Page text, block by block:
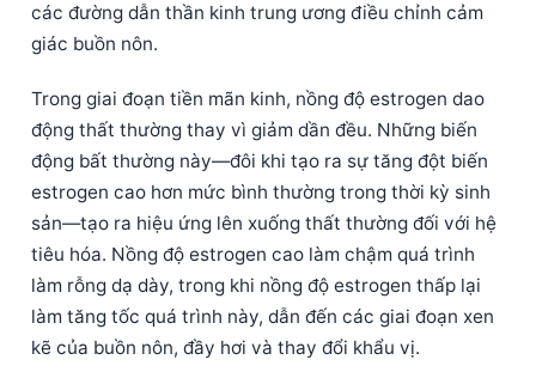
các đường dẫn thần kinh trung ương điều chỉnh cảm
giác buồn nôn.
Trong giai đoạn tiền mãn kinh, nồng độ estrogen dao
động thất thường thay vì giảm dần đều. Những biến
động bất thường này—đôi khi tạo ra sự tăng đột biến
estrogen cao hơn mức bình thường trong thời kỳ sinh
sản—tạo ra hiệu ứng lên xuống thất thường đối với hệ
tiêu hóa. Nồng độ estrogen cao làm chậm quá trình
làm rỗng dạ dày, trong khi nồng độ estrogen thấp lại
làm tăng tốc quá trình này, dẫn đến các giai đoạn xen
kẽ của buồn nôn, đầy hơi và thay đổi khẩu vị.